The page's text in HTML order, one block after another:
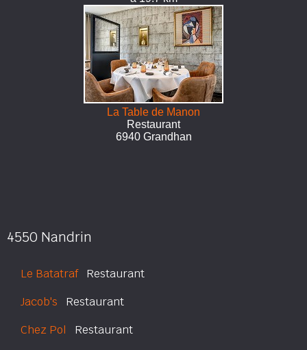
La Table de Manon
Restaurant
6940 Grandhan
4550 Nandrin
Le BatatrafRestaurant
Jacob's Restaurant
Chez Pol Restaurant